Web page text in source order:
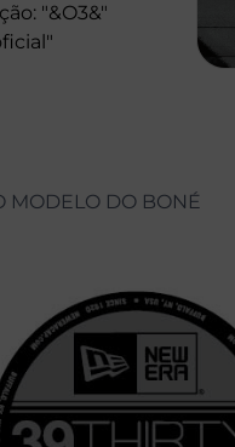
"&O3&"
MODELO DO BONÉ